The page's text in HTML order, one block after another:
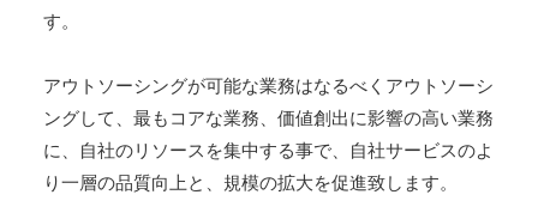
す。
アウトソーシングが可能な業務はなるべくアウトソーシ
ングして、最もコアな業務、価値創出に影響の高い業務
に、自社のリソースを集中する事で、自社サービスのよ
り一層の品質向上と、規模の拡大を促進致します。